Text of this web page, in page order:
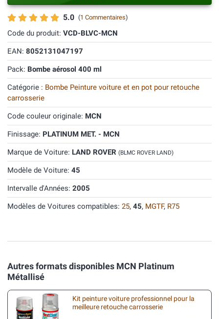
5.0 (1 Commentaires)
Code du produit: VCD-BLVC-MCN
EAN: 8052131047197
Pack: Bombe aérosol 400 ml
Catégorie : Bombe Peinture voiture et en pot pour retouche
carrosserie
Code couleur originale: MCN
Finissage: PLATINUM MET. - MCN
Marque de Voiture: LAND ROVER (BLMC ROVER LAND)
Modèle de Voiture: 45
Intervalle d'Années: 2005
Modèles de Voitures compatibles: 25, 45, MGTF, R75
Autres formats disponibles MCN Platinum
Métallisé
Kit peinture voiture professionnel pour la
meilleure retouche carrosserie